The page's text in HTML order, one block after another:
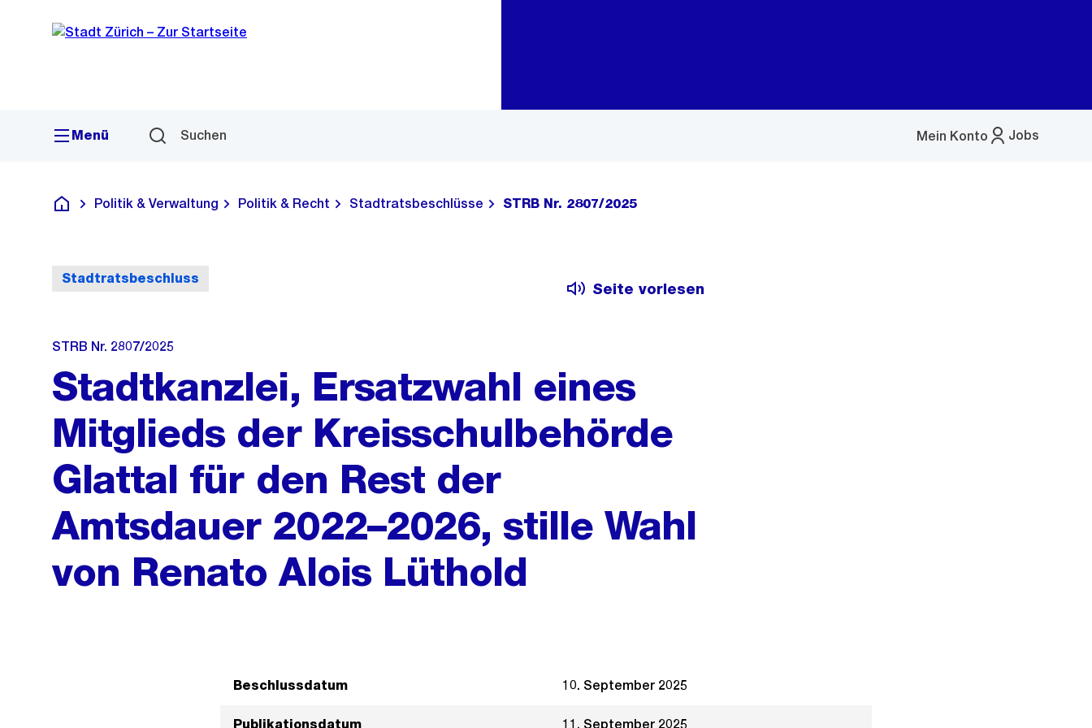
Navigation
Sprunglink
Menü Suchen Jobs
Mein Konto
Menü
Deutsch
Politik & Verwaltung Politik & Recht Stadtratsbeschlüsse STRB Nr. 2807/2025
Stadtratsbeschluss
Seite vorlesen
STRB Nr. 2807/2025
Stadtkanzlei, Ersatzwahl eines
Mitglieds der Kreisschulbehörde
Glattal für den Rest der
Amtsdauer 2022–2026, stille Wahl
von Renato Alois Lüthold
Beschlussdatum 10. September 2025
Publikationsdatum 11. September 2025